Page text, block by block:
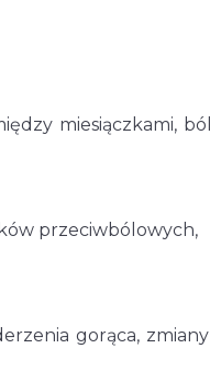
miesiączkami,
przeciwbólowych,
gorąca,